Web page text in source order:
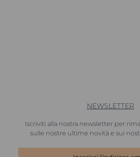
NEWSLETTER
Iscriviti alla nostra newsletter per
sulle nostre ultime novità e sui